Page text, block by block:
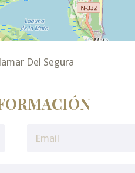
Del Segura